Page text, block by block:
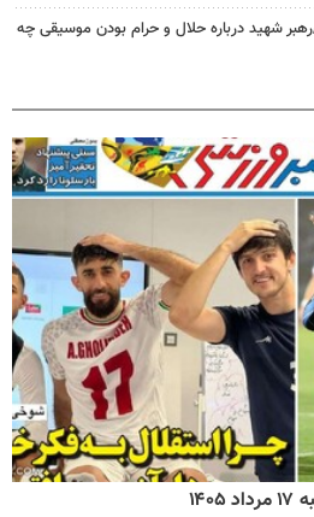
شهید درباره حلال و حرام بودن موسیقی چه